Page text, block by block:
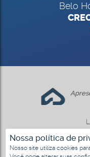
Nossa política de
Nosso site utiliza cookies
Belo